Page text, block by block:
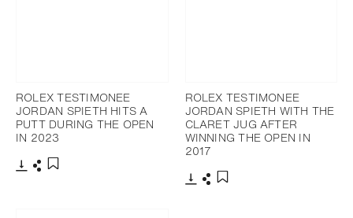
ROLEX TESTIMONEE
JORDAN SPIETH HITS A
PUTT DURING THE OPEN
IN 2023
ROLEX TESTIMONEE
JORDAN SPIETH WITH THE
CLARET JUG AFTER
WINNING THE OPEN IN
2017